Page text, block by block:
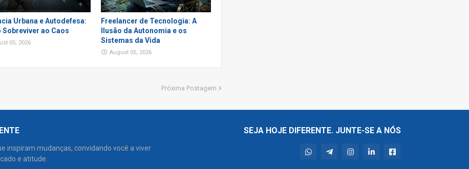
Urbana e Autodefesa:
Sobreviver ao Caos
05, 2026
Freelancer de Tecnologia: A
Ilusão da Autonomia e os
Sistemas da Vida
August 05, 2026
Próxima Postagem
inspiram mudanças, convidando você a viver
e atitude.
SEJA HOJE DIFERENTE. JUNTE-SE A NÓS